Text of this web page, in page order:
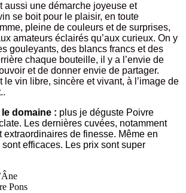
aussi une démarche joyeuse et
se boit pour le plaisir, en toute
pleine de couleurs et de surprises,
amateurs éclairés qu’aux curieux. On y
gouleyants, des blancs francs et des
chaque bouteille, il y a l’envie de
et de donner envie de partager.
le vin libre, sincère et vivant, à l’image de
domaine : plus je déguste Poivre
Les dernières cuvées, notamment
extraordinaires de finesse. Même en
efficaces. Les prix sont super
Pons